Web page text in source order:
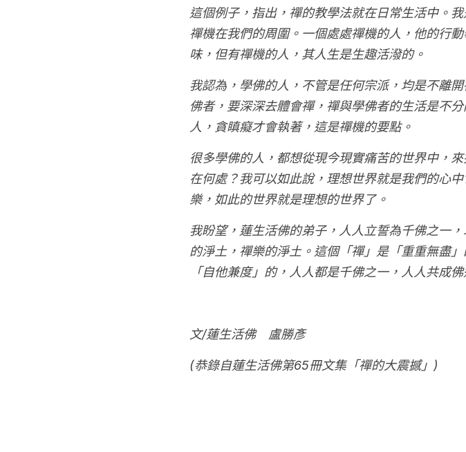
這個例子，指出，禪的教學法就在日常生活中。
禪機在我們的周圍。一個處處禪機的人，他的行
味，但有禪機的人，其人生是生趣活潑的。
我認為，學佛的人，不管是任何宗派，均是不離
佛者，要深深去體會禪，禪與學佛者的生活是不
人，貪瞋癡才會執著，這是禪機的要點。
很多學佛的人，都想從現今現實痛苦的世界中，
在何處？我可以如此說，理想世界就是我們的心
樂，如此的世界就是理想的世界了。
我盼望，蓮生活佛的弟子，人人立誓為千佛之一
的淨土，禪樂的淨土。這個「禪」是「重重無盡
「自他兼度」的，人人都是千佛之一，人人共成佛
文/蓮生活佛　盧勝彥
(恭錄自蓮生活佛第65冊文集「禪的大震撼」)